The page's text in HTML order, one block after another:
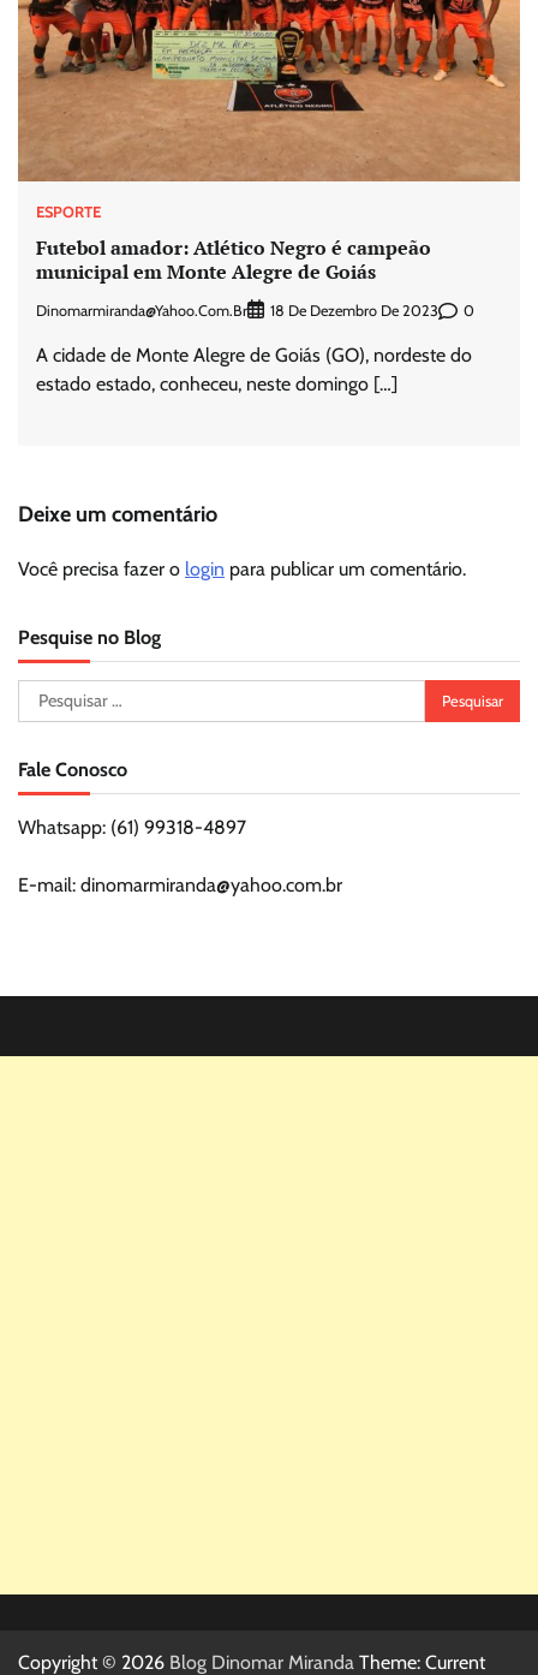
ESPORTE
Futebol amador: Atlético Negro é campeão
municipal em Monte Alegre de Goiás
Dinomarmiranda@yahoo.com.br 18 De Dezembro De 2023 0
A cidade de Monte Alegre de Goiás (GO), nordeste do
estado estado, conheceu, neste domingo […]
Deixe um comentário
Você precisa fazer o login para publicar um comentário.
Pesquise no Blog
Pesquisar
por:
Fale Conosco
Whatsapp: (61) 99318-4897
E-mail: dinomarmiranda@yahoo.com.br
Copyright © 2026 Blog Dinomar Miranda Theme: Current